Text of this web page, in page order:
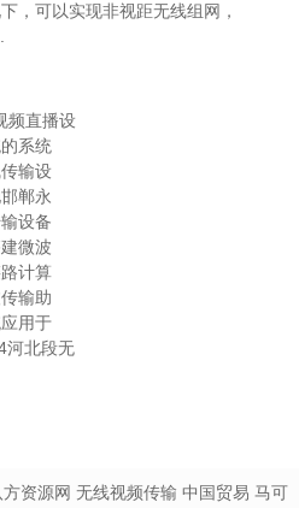
，可以实现非视距无线组网，
频直播设
系统
输设
郸永
设备
微波
计算
输助
用于
河北段无
方资源网 无线视频传输 中国贸易 马可